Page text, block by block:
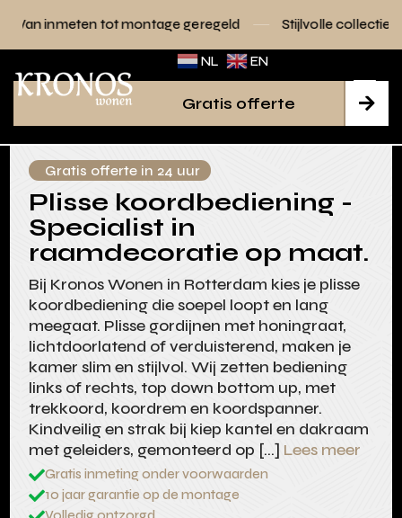
montage geregeld Stijlvolle collecties voor elk interieur
NL EN

Gratis offerte
Gratis offerte in 24 uur
Plisse koordbediening -
Specialist in
raamdecoratie op maat.
Bij Kronos Wonen in Rotterdam kies je plisse
koordbediening die soepel loopt en lang
meegaat. Plisse gordijnen met honingraat,
lichtdoorlatend of verduisterend, maken je
kamer slim en stijlvol. Wij zetten bediening
links of rechts, top down bottom up, met
trekkoord, koordrem en koordspanner.
Kindveilig en strak bij kiep kantel en dakraam
met geleiders, gemonteerd op […] Lees meer
Gratis inmeting onder voorwaarden
10 jaar garantie op de montage